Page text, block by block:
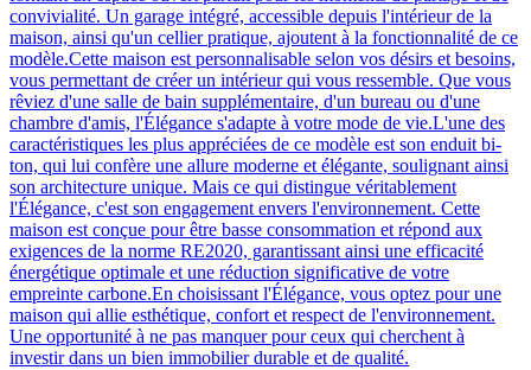
convivialité. Un garage intégré, accessible depuis l'intérieur de la
maison, ainsi qu'un cellier pratique, ajoutent à la fonctionnalité de ce
modèle.Cette maison est personnalisable selon vos désirs et besoins,
vous permettant de créer un intérieur qui vous ressemble. Que vous
rêviez d'une salle de bain supplémentaire, d'un bureau ou d'une
chambre d'amis, l'Élégance s'adapte à votre mode de vie.L'une des
caractéristiques les plus appréciées de ce modèle est son enduit bi-
ton, qui lui confère une allure moderne et élégante, soulignant ainsi
son architecture unique. Mais ce qui distingue véritablement
l'Élégance, c'est son engagement envers l'environnement. Cette
maison est conçue pour être basse consommation et répond aux
exigences de la norme RE2020, garantissant ainsi une efficacité
énergétique optimale et une réduction significative de votre
empreinte carbone.En choisissant l'Élégance, vous optez pour une
maison qui allie esthétique, confort et respect de l'environnement.
Une opportunité à ne pas manquer pour ceux qui cherchent à
investir dans un bien immobilier durable et de qualité.